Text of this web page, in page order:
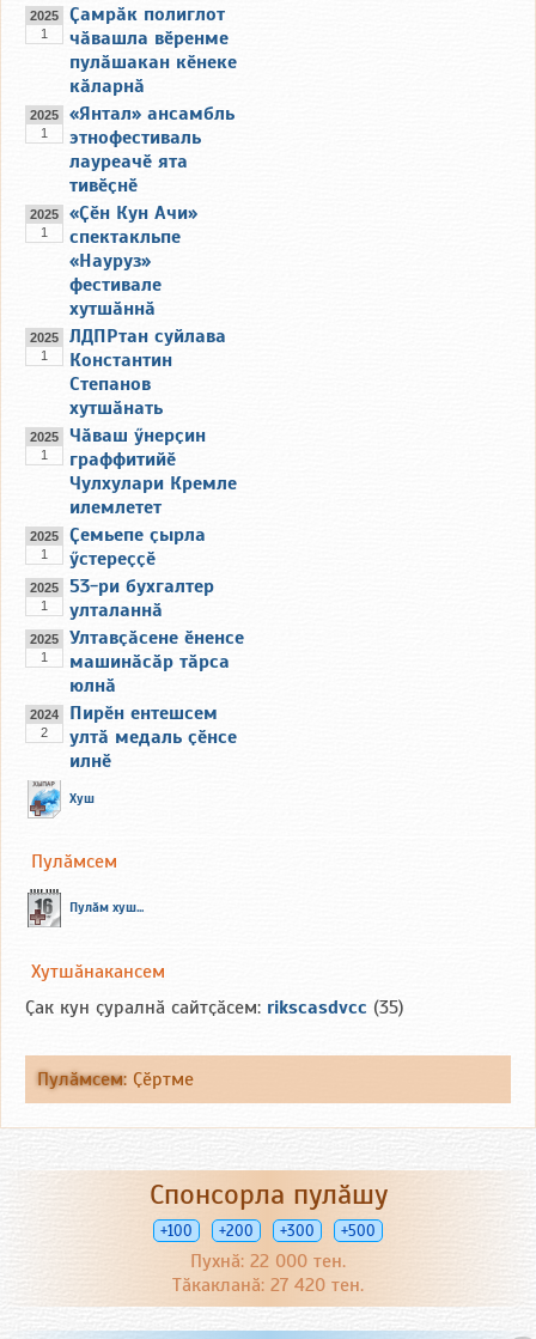
2025
1
Ҫамрӑк полиглот
чӑвашла вӗренме
пулӑшакан кӗнеке
кӑларнӑ
2025
1
«Янтал» ансамбль
этнофестиваль
лауреачӗ ята
тивӗҫнӗ
2025
1
«Ҫӗн Кун Ачи»
спектакльпе
«Науруз»
фестивале
хутшӑннӑ
2025
1
ЛДПРтан суйлава
Константин
Степанов
хутшӑнать
2025
1
Чӑваш ӳнерҫин
граффитийӗ
Чулхулари Кремле
илемлетет
2025
1
Ҫемьепе ҫырла
ӳстереҫҫӗ
2025
1
53-ри бухгалтер
улталаннӑ
2025
1
Ултавҫӑсене ӗненсе
машинӑсӑр тӑрса
юлнӑ
2024
2
Пирӗн ентешсем
ултӑ медаль ҫӗнсе
илнӗ
Хуш
Пулӑмсем
Пулӑм хуш...
Хутшӑнакансем
Ҫак кун ҫуралнӑ сайтҫӑсем: rikscasdvcc (35)
Пулӑмсем: Ҫӗртме
Спонсорла пулӑшу
+100 +200 +300 +500
Пухнӑ: 22 000 тен.
Тӑкакланӑ: 27 420 тен.